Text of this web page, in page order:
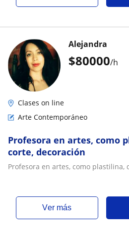
$80000/h
Alejandra
Clases on line
Arte Contemporáneo
Profesora en artes, como
corte, decoración
Profesora en artes, como plastilina,
ver más